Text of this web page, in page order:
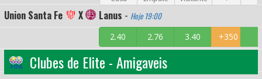
Union Santa Fe X Lanus - Hoje 19:00
2.40 2.76 3.40 +350
Clubes de Elite - Amigaveis